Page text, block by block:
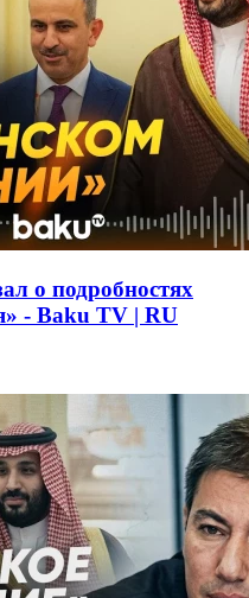
о подробностях
- Baku TV | RU